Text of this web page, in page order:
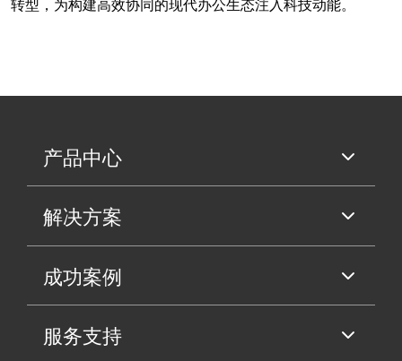
产品中心
解决方案
成功案例
服务支持